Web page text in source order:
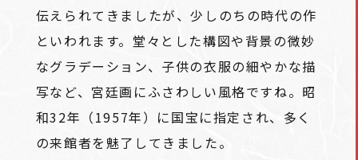
伝えられてきましたが、少しのちの時代の作
といわれます。堂々とした構図や背景の微妙
なグラデーション、子供の衣服の細やかな描
写など、宮廷画にふさわしい風格ですね。昭
和32年（1957年）に国宝に指定され、多く
の来館者を魅了してきました。